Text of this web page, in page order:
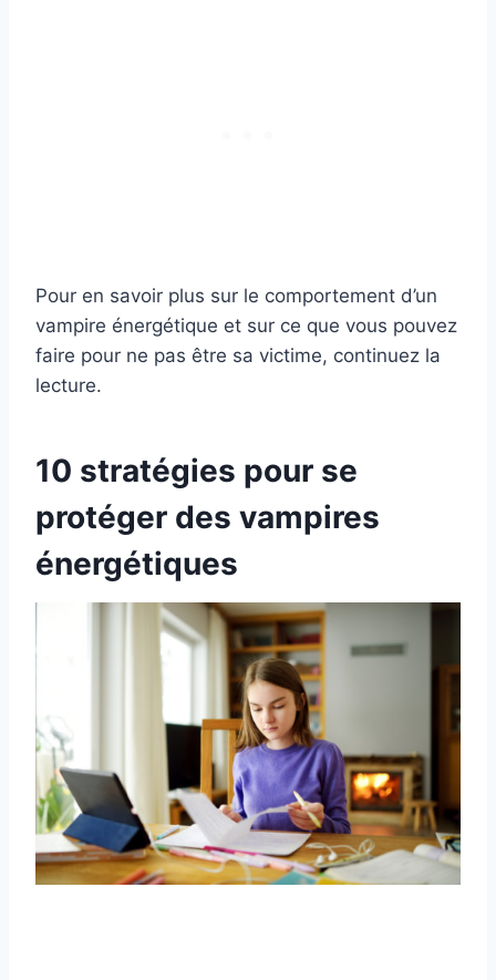
Pour en savoir plus sur le comportement d’un
vampire énergétique et sur ce que vous pouvez
faire pour ne pas être sa victime, continuez la
lecture.
10 stratégies pour se
protéger des vampires
énergétiques